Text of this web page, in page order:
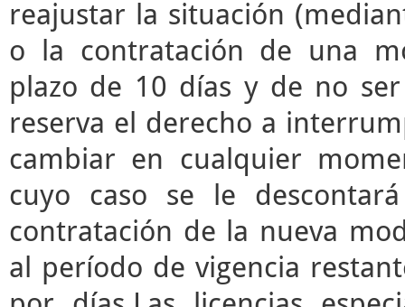
reajustar la situación
o la contratación de una
plazo de 10 días y de no
reserva el derecho a
cambiar en cualquier
cuyo caso se le
contratación de la nueva
al período de vigencia